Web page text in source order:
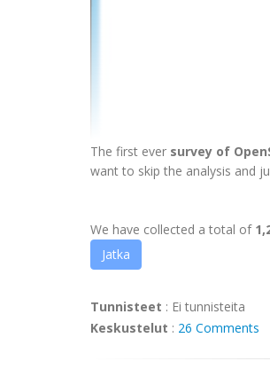
The first ever survey of
want to skip the analysis and
We have collected a total of
Jatka
Tunnisteet : Ei tunnisteita
Keskustelut : 26 Comments